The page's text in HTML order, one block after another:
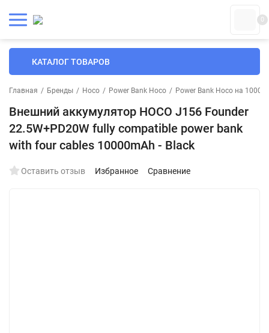
0
КАТАЛОГ ТОВАРОВ
Главная / Бренды / Hoco / Power Bank Hoco / Power Bank Hoco на 10000
Внешний аккумулятор HOCO J156 Founder
22.5W+PD20W fully compatible power bank
with four cables 10000mAh - Black
Оставить отзыв Избранное Сравнение